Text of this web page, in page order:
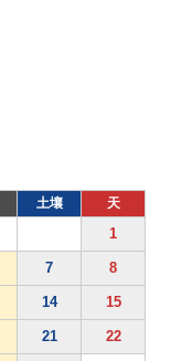
土壤 天
1
7 8
14 15
21 22